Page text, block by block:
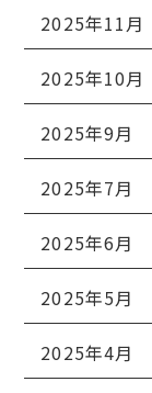
2025年11月
2025年10月
2025年9月
2025年7月
2025年6月
2025年5月
2025年4月